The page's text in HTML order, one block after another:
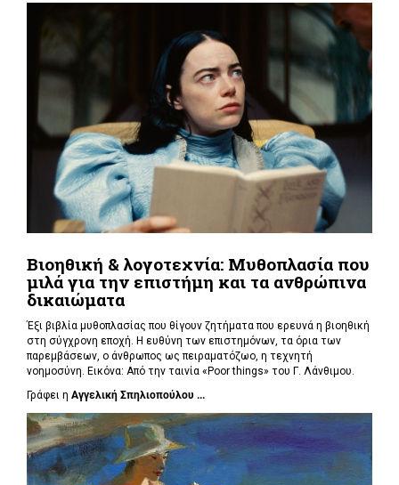
Βιοηθική & λογοτεχνία: Μυθοπλασία που
μιλά για την επιστήμη και τα ανθρώπινα
δικαιώματα
Έξι βιβλία μυθοπλασίας που θίγουν ζητήματα που ερευνά η βιοηθική
στη σύγχρονη εποχή. Η ευθύνη των επιστημόνων, τα όρια των
παρεμβάσεων, ο άνθρωπος ως πειραματόζωο, η τεχνητή
νοημοσύνη. Εικόνα: Από την ταινία «Poor things» του Γ. Λάνθιμου.
Γράφει η Αγγελική Σπηλιοπούλου ...